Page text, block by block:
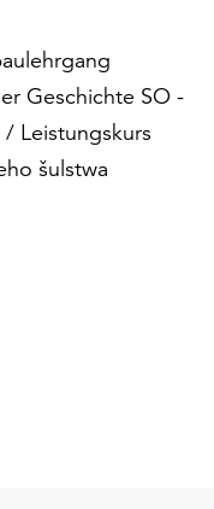
Geschichte SO -
Leistungskurs
šulstwa